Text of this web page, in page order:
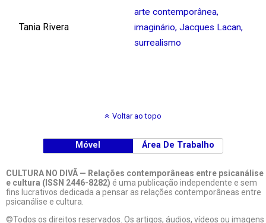
Tania Rivera
arte contemporânea,
imaginário, Jacques Lacan,
surrealismo
Voltar ao topo
Móvel Área De Trabalho
CULTURA NO DIVÃ — Relações contemporâneas entre psicanálise
e cultura (ISSN 2446-8282) é uma publicação independente e sem
fins lucrativos dedicada a pensar as relações contemporâneas entre
psicanálise e cultura.
©Todos os direitos reservados. Os artigos, áudios, vídeos ou imagens